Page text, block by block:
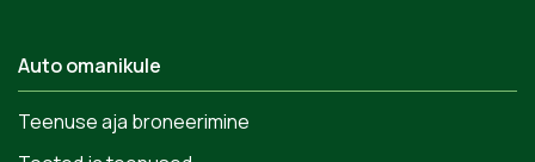
Auto omanikule
Teenuse aja broneerimine